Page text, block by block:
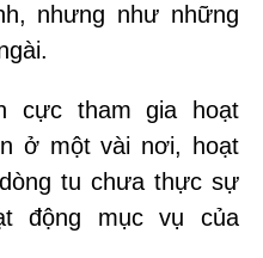
nhưng như những
cực tham gia hoạt
ở một vài nơi, hoạt
tu chưa thực sự
động mục vụ của